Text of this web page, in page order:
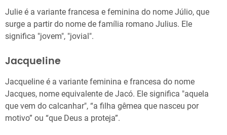
Julie é a variante francesa e feminina do nome Júlio, que
surge a partir do nome de família romano Julius. Ele
significa "jovem", "jovial".
Jacqueline
Jacqueline é a variante feminina e francesa do nome
Jacques, nome equivalente de Jacó. Ele significa "aquela
que vem do calcanhar", “a filha gêmea que nasceu por
motivo” ou “que Deus a proteja”.